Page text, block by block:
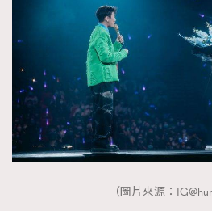
AFrenchMind
EmpowerF
FashionWeek
（圖片來源：